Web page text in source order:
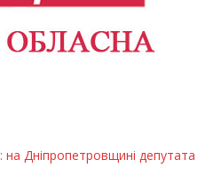
Дніпропетровщині депутата